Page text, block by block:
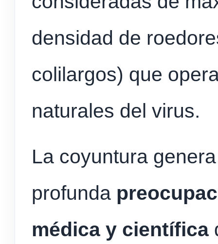
densidad de
colilargos) que
naturales del virus.
La coyuntura
profunda
médica y científica